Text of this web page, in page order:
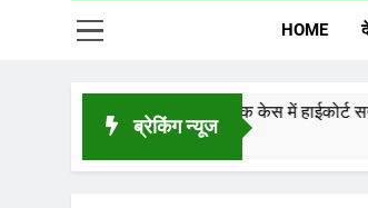
HOME
ब्रेकिंग न्यूज
CGPSC पेपर लीक केस में हाईकोर्ट सख्त, पूर्व
34 Minutes Ago